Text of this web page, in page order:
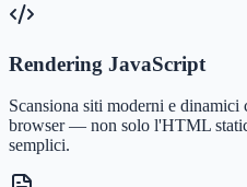
Rendering JavaScript
Scansiona siti moderni e dinamici
browser — non solo l'HTML
semplici.